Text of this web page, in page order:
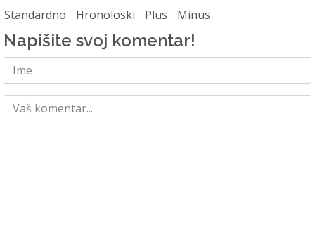
Standardno Hronoloski Plus Minus
Napišite svoj komentar!